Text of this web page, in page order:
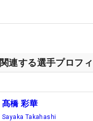
関連する選手プロフ
髙橋 彩華
Sayaka Takahashi